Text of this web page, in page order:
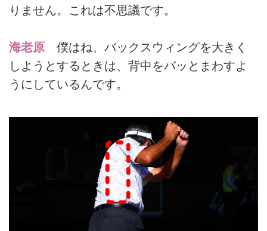
りません。これは不思議です。
海老原 僕はね、バックスウィングを大きく
しようとするときは、背中をバッとまわすよ
うにしているんです。